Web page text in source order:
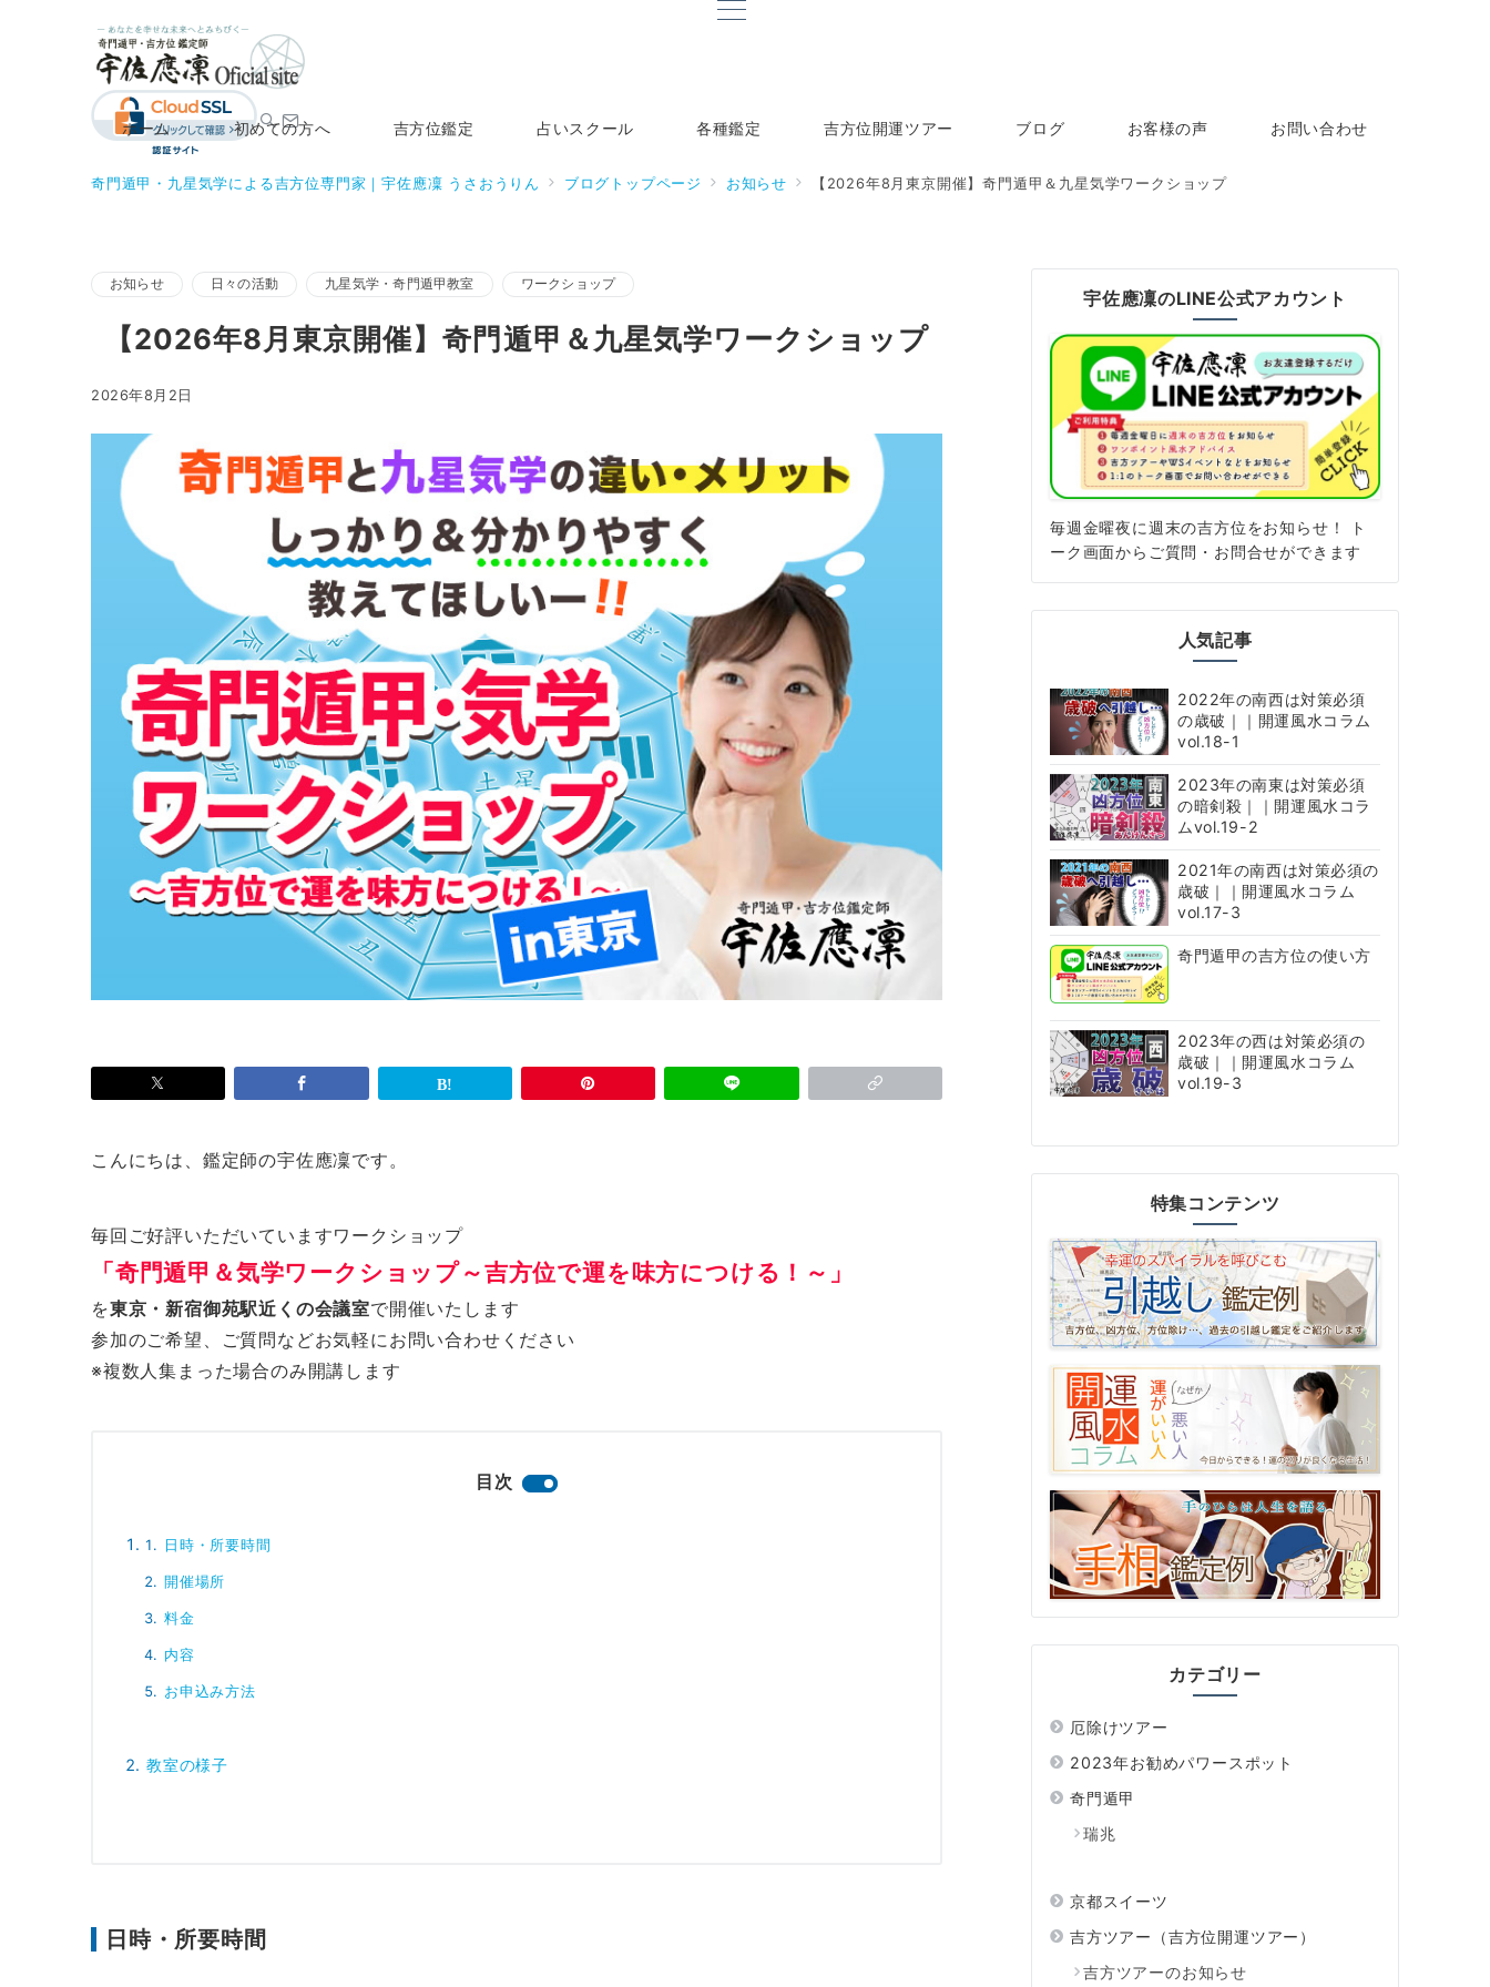
ホーム 初めての方へ 吉方位鑑定 占いスクール 各種鑑定 吉方位開運ツアー ブログ お客様の声 お問い合わせ
奇門遁甲・九星気学による吉方位専門家｜宇佐應凜 うさおうりん ブログトップページ お知らせ 【2026年8月東京開催】奇門遁甲＆九星気学ワークショップ
お知らせ 日々の活動 九星気学・奇門遁甲教室 ワークショップ
【2026年8月東京開催】奇門遁甲＆九星気学ワークショップ
2026年8月2日
こんにちは、鑑定師の宇佐應凜です。
毎回ご好評いただいていますワークショップ
「奇門遁甲＆気学ワークショップ～吉方位で運を味方につける！～」
を東京・新宿御苑駅近くの会議室で開催いたします
参加のご希望、ご質問などお気軽にお問い合わせください
※複数人集まった場合のみ開講します
目次
日時・所要時間
開催場所
料金
内容
お申込み方法
教室の様子
日時・所要時間
宇佐應凜のLINE公式アカウント
毎週金曜夜に週末の吉方位をお知らせ！ ト
ーク画面からご質問・お問合せができます
人気記事
2022年の南西は対策必須
の歳破｜｜開運風水コラム
vol.18-1
2023年の南東は対策必須
の暗剣殺｜｜開運風水コラ
ムvol.19-2
2021年の南西は対策必須の
歳破｜｜開運風水コラム
vol.17-3
奇門遁甲の吉方位の使い方
2023年の西は対策必須の
歳破｜｜開運風水コラム
vol.19-3
特集コンテンツ
カテゴリー
厄除けツアー
2023年お勧めパワースポット
奇門遁甲
瑞兆
京都スイーツ
吉方ツアー（吉方位開運ツアー）
吉方ツアーのお知らせ